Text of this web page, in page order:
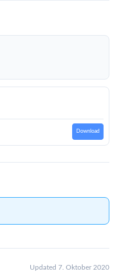
Download
Updated 7. Oktober 2020